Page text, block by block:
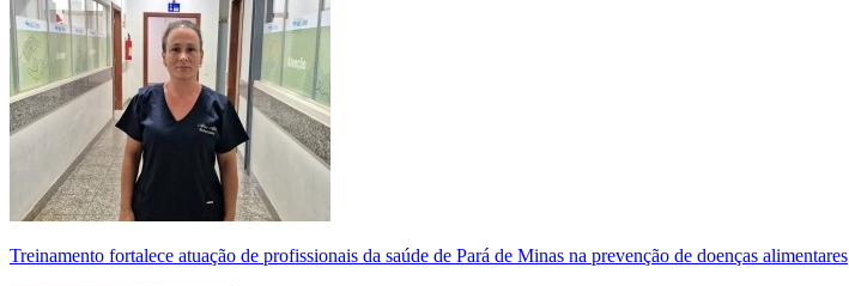
Treinamento fortalece atuação de profissionais da saúde de Pará de Minas na prevenção de doenças alimentares